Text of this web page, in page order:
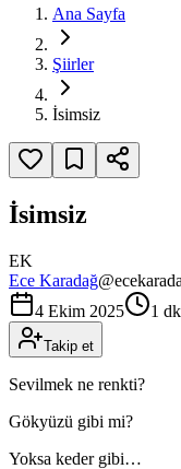
Ana Sayfa
Şiirler
İsimsiz
İsimsiz
EK
Ece Karadağ@
4 Ekim 2025
1
Takip et
Sevilmek ne renkti?
Gökyüzü gibi mi?
Yoksa keder gibi…